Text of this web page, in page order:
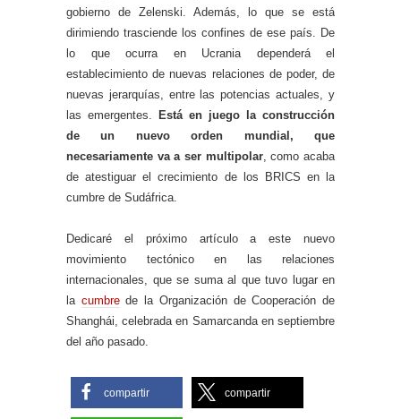
gobierno de Zelenski. Además, lo que se está
dirimiendo trasciende los confines de ese país. De
lo que ocurra en Ucrania dependerá el
establecimiento de nuevas relaciones de poder, de
nuevas jerarquías, entre las potencias actuales, y
las emergentes.
Está en juego la construcción
de un nuevo orden mundial, que
necesariamente va a ser multipolar, como acaba
de atestiguar el crecimiento de los BRICS en la
cumbre de Sudáfrica.
Dedicaré el próximo artículo a este nuevo
movimiento tectónico en las relaciones
internacionales, que se suma al que tuvo lugar en
la cumbrede la Organización de Cooperación de
Shanghái, celebrada en Samarcanda en septiembre
del año pasado.
compartir compartir